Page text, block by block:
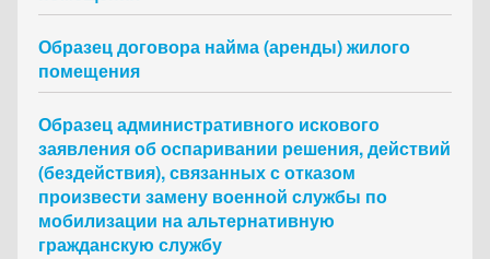
Образец договора найма (аренды) жилого
помещения
Образец административного искового
заявления об оспаривании решения, действий
(бездействия), связанных с отказом
произвести замену военной службы по
мобилизации на альтернативную
гражданскую службу